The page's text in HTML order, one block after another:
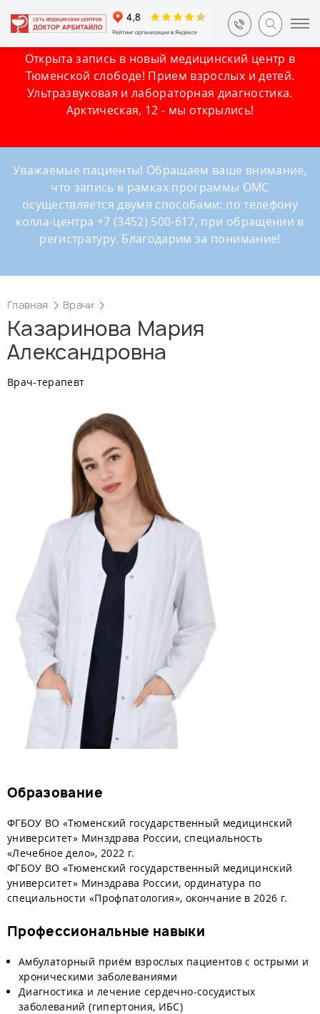
Открыта запись в новый медицинский центр в
Тюменской слободе! Прием взрослых и детей.
Ультразвуковая и лабораторная диагностика.
Арктическая, 12 - мы открылись!
Уважаемые пациенты! Обращаем ваше внимание,
что запись в рамках программы ОМС
осуществляется двумя способами: по телефону
колла-центра +7 (3452) 500-617, при обращении в
регистратуру. Благодарим за понимание!
Главная Врачи
Казаринова Мария
Александровна
Врач-терапевт
Образование
ФГБОУ ВО «Тюменский государственный медицинский
университет» Минздрава России, специальность
«Лечебное дело», 2022 г.
ФГБОУ ВО «Тюменский государственный медицинский
университет» Минздрава России, ординатура по
специальности «Профпатология», окончание в 2026 г.
Профессиональные навыки
Амбулаторный приём взрослых пациентов с острыми и
хроническими заболеваниями
Диагностика и лечение сердечно-сосудистых
заболеваний (гипертония, ИБС)